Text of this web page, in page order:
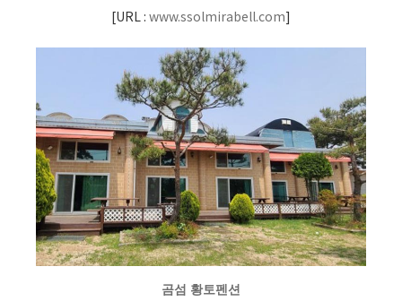
[URL : www.ssolmirabell.com]
곰섬 황토펜션